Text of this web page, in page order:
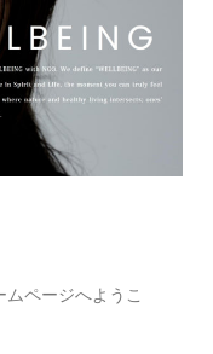
ページへようこ